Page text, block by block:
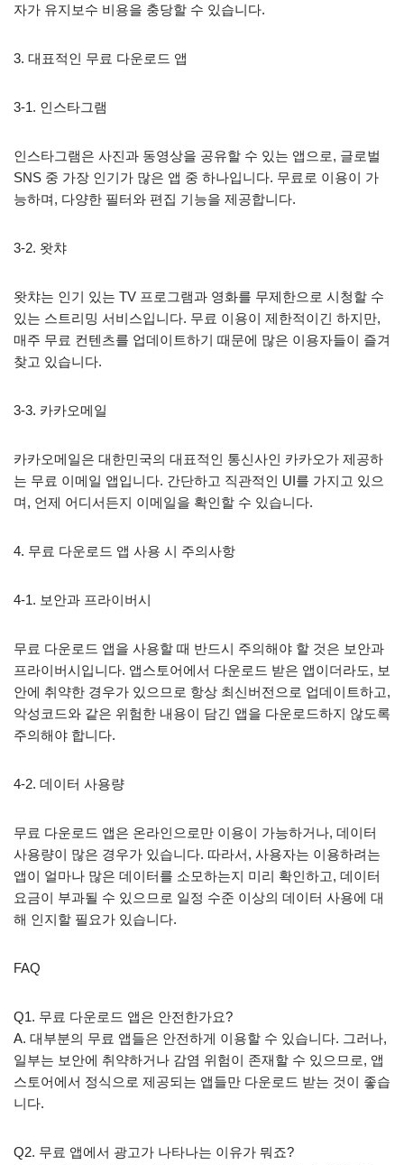
자가 유지보수 비용을 충당할 수 있습니다.
3. 대표적인 무료 다운로드 앱
3-1. 인스타그램
인스타그램은 사진과 동영상을 공유할 수 있는 앱으로, 글로벌
SNS 중 가장 인기가 많은 앱 중 하나입니다. 무료로 이용이 가
능하며, 다양한 필터와 편집 기능을 제공합니다.
3-2. 왓챠
왓챠는 인기 있는 TV 프로그램과 영화를 무제한으로 시청할 수
있는 스트리밍 서비스입니다. 무료 이용이 제한적이긴 하지만,
매주 무료 컨텐츠를 업데이트하기 때문에 많은 이용자들이 즐겨
찾고 있습니다.
3-3. 카카오메일
카카오메일은 대한민국의 대표적인 통신사인 카카오가 제공하
는 무료 이메일 앱입니다. 간단하고 직관적인 UI를 가지고 있으
며, 언제 어디서든지 이메일을 확인할 수 있습니다.
4. 무료 다운로드 앱 사용 시 주의사항
4-1. 보안과 프라이버시
무료 다운로드 앱을 사용할 때 반드시 주의해야 할 것은 보안과
프라이버시입니다. 앱스토어에서 다운로드 받은 앱이더라도, 보
안에 취약한 경우가 있으므로 항상 최신버전으로 업데이트하고,
악성코드와 같은 위험한 내용이 담긴 앱을 다운로드하지 않도록
주의해야 합니다.
4-2. 데이터 사용량
무료 다운로드 앱은 온라인으로만 이용이 가능하거나, 데이터
사용량이 많은 경우가 있습니다. 따라서, 사용자는 이용하려는
앱이 얼마나 많은 데이터를 소모하는지 미리 확인하고, 데이터
요금이 부과될 수 있으므로 일정 수준 이상의 데이터 사용에 대
해 인지할 필요가 있습니다.
FAQ
Q1. 무료 다운로드 앱은 안전한가요?
A. 대부분의 무료 앱들은 안전하게 이용할 수 있습니다. 그러나,
일부는 보안에 취약하거나 감염 위험이 존재할 수 있으므로, 앱
스토어에서 정식으로 제공되는 앱들만 다운로드 받는 것이 좋습
니다.
Q2. 무료 앱에서 광고가 나타나는 이유가 뭐죠?